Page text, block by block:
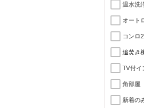
温水洗
オート
コンロ
追焚き
TV付イ
角部屋
新着の